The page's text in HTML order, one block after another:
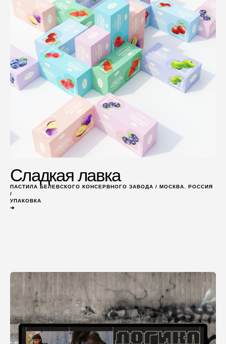
Сладкая лавка
ПАСТИЛА БЕЛЕВСКОГО КОНСЕРВНОГО ЗАВОДА / МОСКВА. РОССИЯ
/
УПАКОВКА
➔